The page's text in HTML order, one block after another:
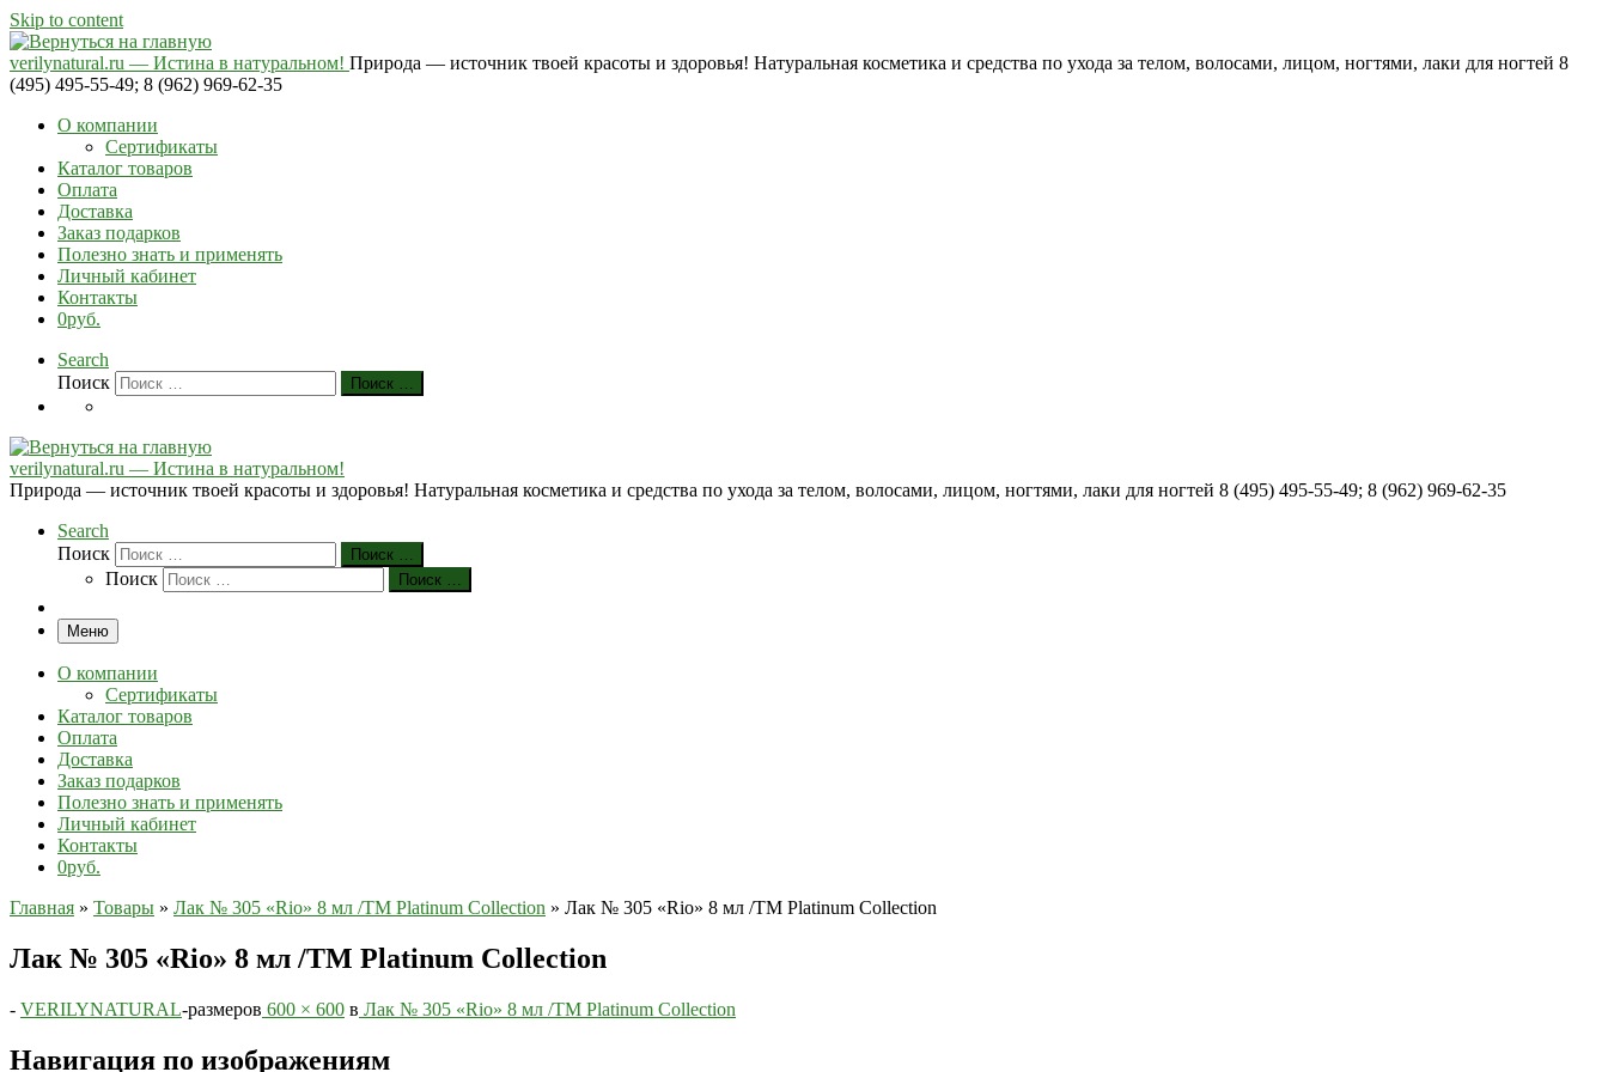
Skip to content
verilynatural.ru — Истина в натуральном! Природа — источник твоей красоты и здоровья! Натуральная косметика и средства по ухода за телом, волосами, лицом, ногтями, лаки для ногтей 8
(495) 495-55-49; 8 (962) 969-62-35
О компании
Сертификаты
Каталог товаров
Оплата
Доставка
Заказ подарков
Полезно знать и применять
Личный кабинет
Контакты
0руб.
Search
Поиск
Поиск …
verilynatural.ru — Истина в натуральном!
Природа — источник твоей красоты и здоровья! Натуральная косметика и средства по ухода за телом, волосами, лицом, ногтями, лаки для ногтей 8 (495) 495-55-49; 8 (962) 969-62-35
Search
Поиск
Поиск …
Поиск Поиск …
Меню
О компании
Сертификаты
Каталог товаров
Оплата
Доставка
Заказ подарков
Полезно знать и применять
Личный кабинет
Контакты
0руб.
Главная » Товары » Лак № 305 «Rio» 8 мл /ТМ Platinum Collection » Лак № 305 «Rio» 8 мл /ТМ Platinum Collection
Лак № 305 «Rio» 8 мл /ТМ Platinum Collection
- VERILYNATURAL-размеров 600 × 600 в Лак № 305 «Rio» 8 мл /ТМ Platinum Collection
Навигация по изображениям